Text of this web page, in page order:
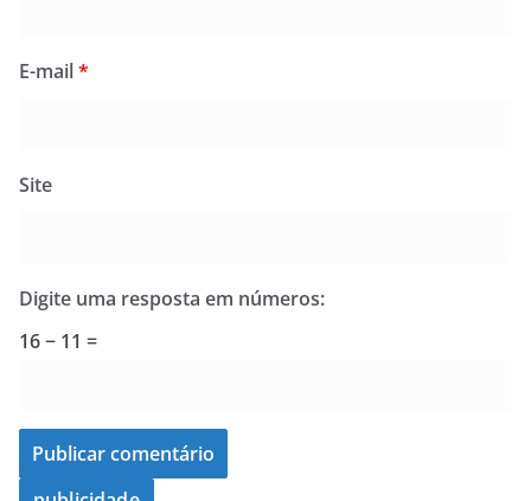
E-mail*
Site
Digite uma resposta em números:
16 − 11 =